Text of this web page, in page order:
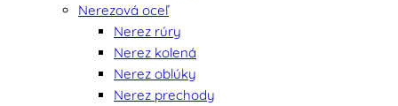
Nerezová oceľ
Nerez rúry
Nerez kolená
Nerez oblúky
Nerez prechody